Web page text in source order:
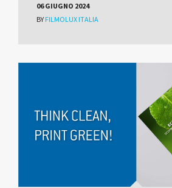
06 GIUGNO 2024
BY FILMOLUX ITALIA